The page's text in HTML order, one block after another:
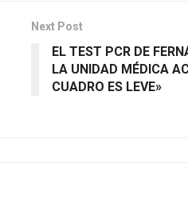
Next Post
EL TEST PCR DE
LA UNIDAD MÉDICA
CUADRO ES LEVE»